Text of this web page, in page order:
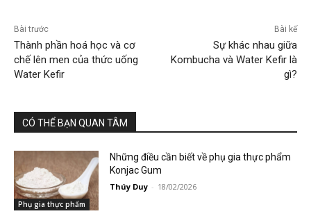
Bài trước
Thành phần hoá học và cơ
chế lên men của thức uống
Water Kefir
Bài kế
Sự khác nhau giữa
Kombucha và Water Kefir là
gì?
CÓ THỂ BẠN QUAN TÂM
Phụ gia thực phẩm
Những điều cần biết về phụ gia thực phẩm
Konjac Gum
Thúy Duy - 18/02/2026